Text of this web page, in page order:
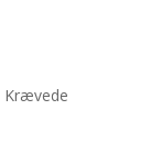
Krævede